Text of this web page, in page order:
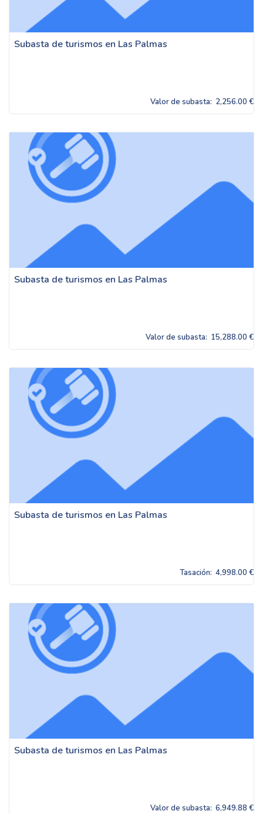
Subasta de turismos en Las Palmas
Valor de subasta: 2,256.00 €
Subasta de turismos en Las Palmas
Valor de subasta: 15,288.00 €
Subasta de turismos en Las Palmas
Tasación: 4,998.00 €
Subasta de turismos en Las Palmas
Valor de subasta: 6,949.88 €